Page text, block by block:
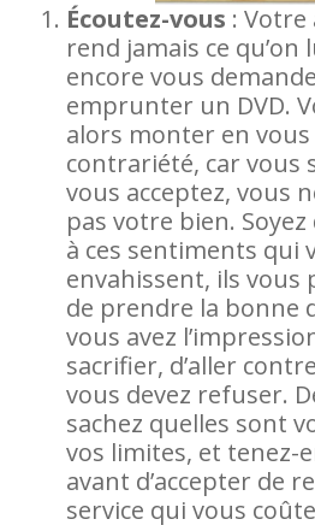
Écoutez-vous : Votre
rend jamais ce
encore vous
emprunter un DVD.
alors monter en vous
contrariété, car vous
vous acceptez, vous
pas votre bien.
à ces sentiments qui
envahissent, ils
de prendre la bonne
vous avez
sacrifier, d’aller
vous devez refuser.
sachez quelles sont
vos limites, et tenez-
avant d’accepter de
service qui vous